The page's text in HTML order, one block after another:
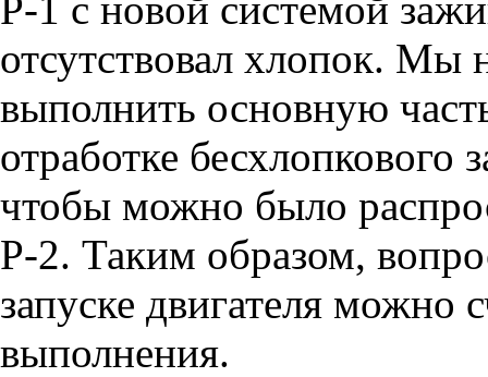
отсутствовал хлопок. Мы
выполнить основную
отработке бесхлопкового
чтобы можно было
Р-2. Таким образом,
запуске двигателя можно
выполнения.